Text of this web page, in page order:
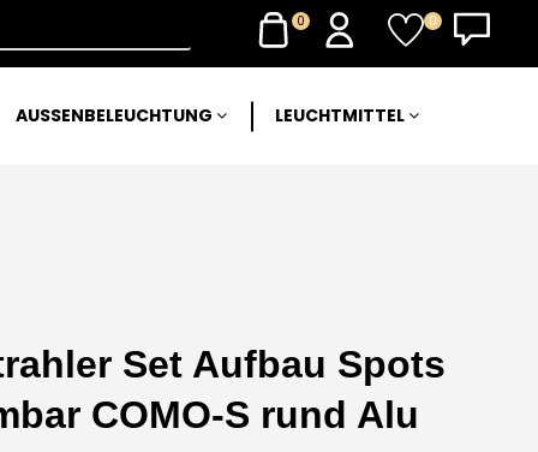
0 0
AUSSENBELEUCHTUNG LEUCHTMITTEL
Set Aufbau Spots
COMO-S rund Alu